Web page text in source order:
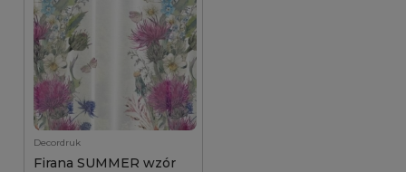
Decordruk
Firana SUMMER wzór